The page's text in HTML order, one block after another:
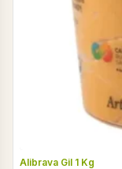
Alibrava Gil 1 Kg